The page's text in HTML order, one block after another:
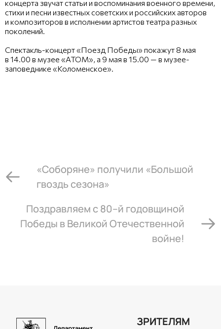
концерта звучат статьи и воспоминания военного времени,
стихи и песни известных советских и российских авторов
и композиторов в исполнении артистов театра разных
поколений.
Спектакль-концерт «Поезд Победы» покажут 8 мая
в 14.00 в музее «АТОМ», а 9 мая в 15.00 — в музее-
заповеднике «Коломенское».
«Соборяне» получили «Большой
гвоздь сезона»
Поздравляем с 80–й годовщиной
Победы в Великой Отечественной
войне!
ЗРИТЕЛЯМ